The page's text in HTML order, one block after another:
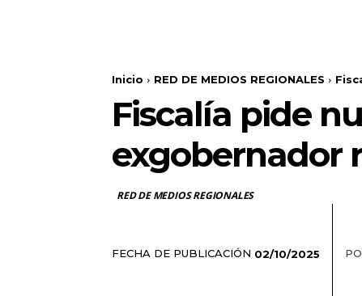
Inicio RED DE MEDIOS REGIONALES
Fiscalía pide
exgobernador
RED DE MEDIOS REGIONALES
FECHA DE PUBLICACIÓN 02/10/2025